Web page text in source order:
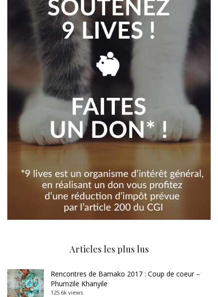
Articles les plus lus
Rencontres de Bamako 2017 : Coup de coeur –
Phumzile Khanyile
125.6k views